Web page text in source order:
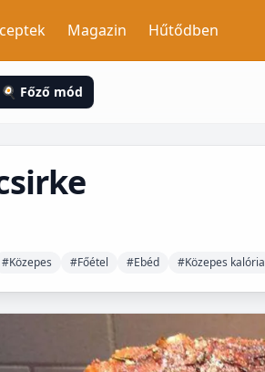
Magazin Hűtődben
🍳 Főző mód
#Közepes #Főétel #Ebéd #Közepes kalória